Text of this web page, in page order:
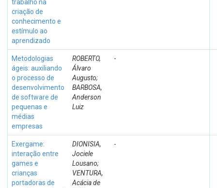
trabalho na
criação de
conhecimento e
estímulo ao
aprendizado
Metodologias
ágeis: auxiliando
o processo de
desenvolvimento
de software de
pequenas e
médias
empresas
ROBERTO,
Álvaro
Augusto;
BARBOSA,
Anderson
Luiz
-
Exergame:
interação entre
games e
crianças
portadoras de
DIONISIA,
Jociele
Lousano;
VENTURA,
Acácia de
-